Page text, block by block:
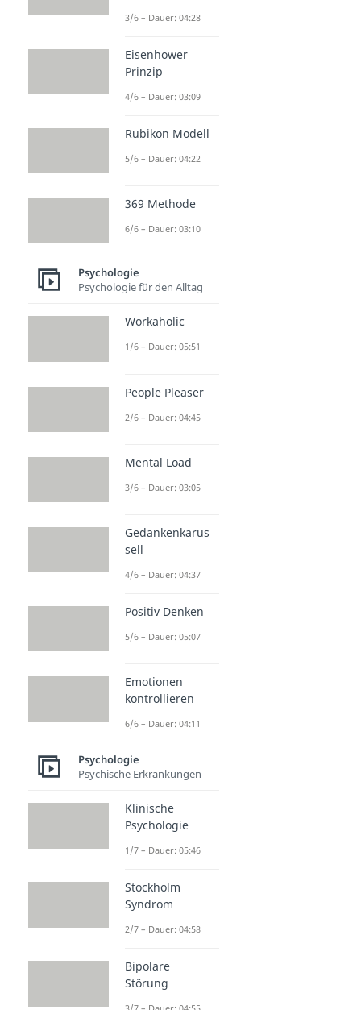
3/6 – Dauer: 04:28
Eisenhower
Prinzip
4/6 – Dauer: 03:09
Rubikon Modell
5/6 – Dauer: 04:22
369 Methode
6/6 – Dauer: 03:10
Psychologie
Psychologie für den Alltag
Workaholic
1/6 – Dauer: 05:51
People Pleaser
2/6 – Dauer: 04:45
Mental Load
3/6 – Dauer: 03:05
Gedankenkarus
sell
4/6 – Dauer: 04:37
Positiv Denken
5/6 – Dauer: 05:07
Emotionen
kontrollieren
6/6 – Dauer: 04:11
Psychologie
Psychische Erkrankungen
Klinische
Psychologie
1/7 – Dauer: 05:46
Stockholm
Syndrom
2/7 – Dauer: 04:58
Bipolare
Störung